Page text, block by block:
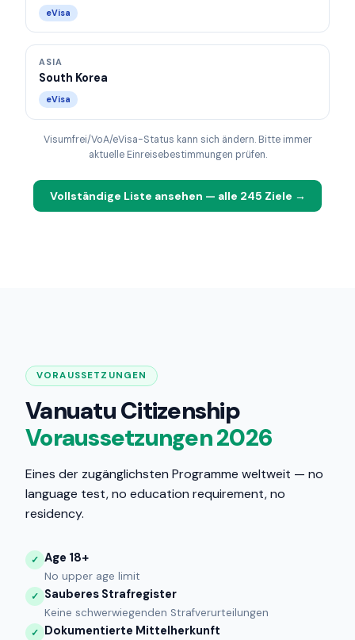
eVisa
ASIA
South Korea
eVisa
Visumfrei/VoA/eVisa-Status kann sich ändern. Bitte immer
aktuelle Einreisebestimmungen prüfen.
Vollständige Liste ansehen — alle 245 Ziele →
VORAUSSETZUNGEN
Vanuatu Citizenship
Voraussetzungen 2026
Eines der zugänglichsten Programme weltweit — no
language test, no education requirement, no
residency.
✓ Age 18+
No upper age limit
✓ Sauberes Strafregister
Keine schwerwiegenden Strafverurteilungen
✓ Dokumentierte Mittelherkunft